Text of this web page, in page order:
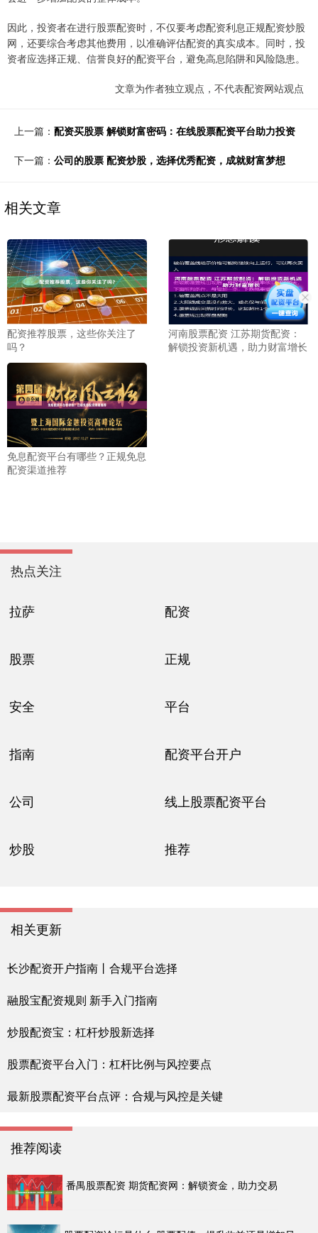
因此，投资者在进行股票配资时，不仅要考虑配资利息正规配资炒股
网，还要综合考虑其他费用，以准确评估配资的真实成本。同时，投
资者应选择正规、信誉良好的配资平台，避免高息陷阱和风险隐患。
文章为作者独立观点，不代表配资网站观点
上一篇： 配资买股票 解锁财富密码：在线股票配资平台助力投资
下一篇： 公司的股票 配资炒股，选择优秀配资，成就财富梦想
相关文章
配资推荐股票，这些你关注了
吗？
河南股票配资 江苏期货配资：
解锁投资新机遇，助力财富增长
免息配资平台有哪些？正规免息
配资渠道推荐
热点关注
拉萨 配资
股票 正规
安全 平台
指南 配资平台开户
公司 线上股票配资平台
炒股 推荐
相关更新
长沙配资开户指南丨合规平台选择
融股宝配资规则 新手入门指南
炒股配资宝：杠杆炒股新选择
股票配资平台入门：杠杆比例与风控要点
最新股票配资平台点评：合规与风控是关键
推荐阅读
番禺股票配资 期货配资网：解锁资金，助力交易